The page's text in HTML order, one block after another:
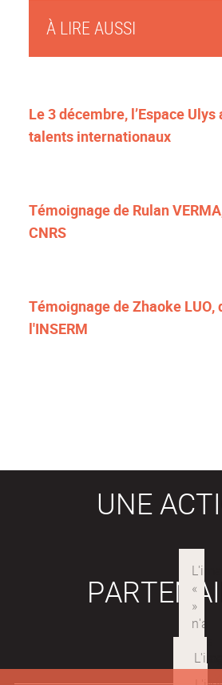
À LIRE AUSSI
Le 3 décembre, l’Espace
talents internationaux
Témoignage de Rulan
CNRS
Témoignage de Zhaoke LUO,
l'INSERM
UNE